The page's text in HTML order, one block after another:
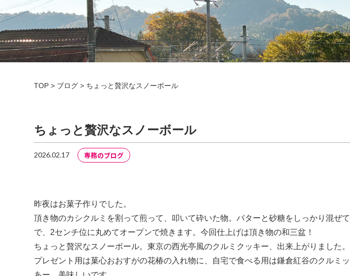
TOP > ブログ > ちょっと贅沢なスノーボール
ちょっと贅沢なスノーボール
2026.02.17 専務のブログ
昨夜はお菓子作りでした。
頂き物のカシクルミを割って煎って、叩いて砕いた物。バターと砂糖をしっかり混ぜ
で、2センチ位に丸めてオープンで焼きます。今回仕上げは頂き物の和三盆！
ちょっと贅沢なスノーボール。東京の西光亭風のクルミクッキー、出来上がりました。
プレゼント用は菓心おおすがの花椿の入れ物に、自宅で食べる用は鎌倉紅谷のクルミッ